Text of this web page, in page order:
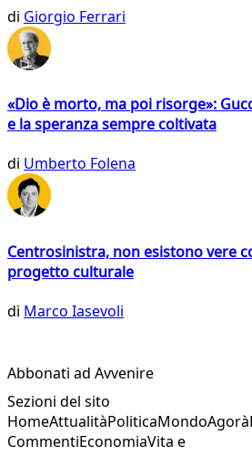
di Giorgio Ferrari
«Dio è morto, ma poi risorge»:
e la speranza sempre coltivata
di Umberto Folena
Centrosinistra, non esistono vere
progetto culturale
di Marco Iasevoli
Abbonati ad Avvenire
Sezioni del sito
HomeAttualitàPoliticaMondoAgorà
CommentiEconomiaVita e